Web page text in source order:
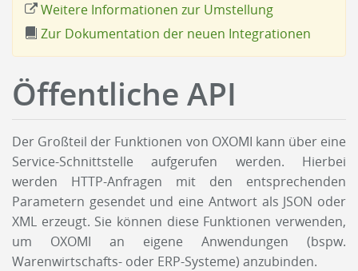
Weitere Informationen zur Umstellung
Zur Dokumentation der neuen Integrationen
Öffentliche API
Der Großteil der Funktionen von OXOMI kann über eine
Service-Schnittstelle aufgerufen werden. Hierbei
werden HTTP-Anfragen mit den entsprechenden
Parametern gesendet und eine Antwort als JSON oder
XML erzeugt. Sie können diese Funktionen verwenden,
um OXOMI an eigene Anwendungen (bspw.
Warenwirtschafts- oder ERP-Systeme) anzubinden.